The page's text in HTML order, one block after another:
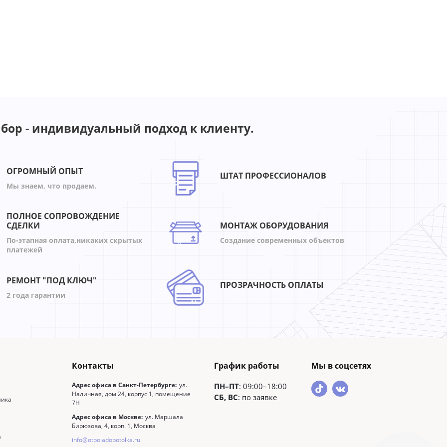
- индивидуальный подход к клиенту.
ОГРОМНЫЙ ОПЫТ
Мы знаем, что продаем.
ШТАТ ПРОФЕССИОНАЛОВ
ПОЛНОЕ СОПРОВОЖДЕНИЕ
СДЕЛКИ
По-этапная оплата,никаких скрытых
платежей
МОНТАЖ ОБОРУДОВАНИЯ
Создание современных объектов
РЕМОНТ "ПОД КЛЮЧ"
2 года гарантии
ПРОЗРАЧНОСТЬ ОПЛАТЫ
Контакты
Адрес офиса в Санкт-Петербурге: ул.
Наличная, дом 24, корпус 1, помещение
7Н
Адрес офиса в Москве: ул. Маршала
Бирюзова, 4, корп. 1, Москва
info@otpoladopotolka.ru
График работы
ПН–ПТ: 09:00–18:00
СБ, ВС: по заявке
Мы в соцсетях